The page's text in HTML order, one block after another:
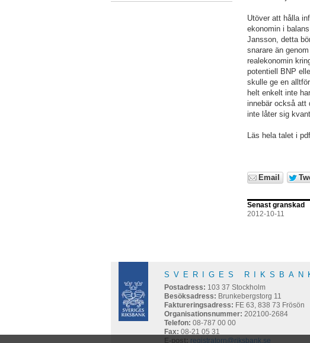
Utöver att hålla
ekonomin i
Jansson, detta
snarare än
realekonomin
potentiell BNP
skulle ge en
helt enkelt inte
innebär också att
inte låter sig
Läs hela talet i
Email
Senast granskad
2012-10-11
SVERIGES
Postadress: 103 37 Stockholm
Besöksadress: Brunkebergstorg 11
Faktureringsadress: FE 63, 838 73 Frösön
Organisationsnummer: 202100-2684
Telefon: 08-787 00 00
Fax: 08-21 05 31
E-post:
registratorn@riksbank.se